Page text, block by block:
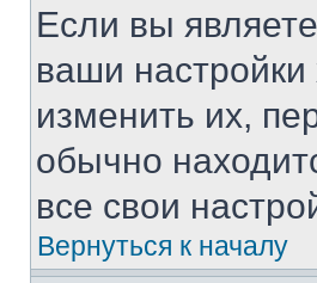
Если вы
ваши
изменить их,
обычно
все свои
Вернуться к началу